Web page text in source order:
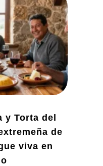
y Torta del
de
viva en